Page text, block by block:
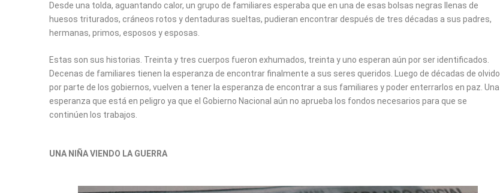
Desde una tolda, aguantando calor, un grupo de familiares esperaba que en una de esas bolsas negras llenas de
huesos triturados, cráneos rotos y dentaduras sueltas, pudieran encontrar después de tres décadas a sus padres,
hermanas, primos, esposos y esposas.
Estas son sus historias. Treinta y tres cuerpos fueron exhumados, treinta y uno esperan aún por ser identificados.
Decenas de familiares tienen la esperanza de encontrar finalmente a sus seres queridos. Luego de décadas de olvido
por parte de los gobiernos, vuelven a tener la esperanza de encontrar a sus familiares y poder enterrarlos en paz. Una
esperanza que está en peligro ya que el Gobierno Nacional aún no aprueba los fondos necesarios para que se
continúen los trabajos.
UNA NIÑA VIENDO LA GUERRA